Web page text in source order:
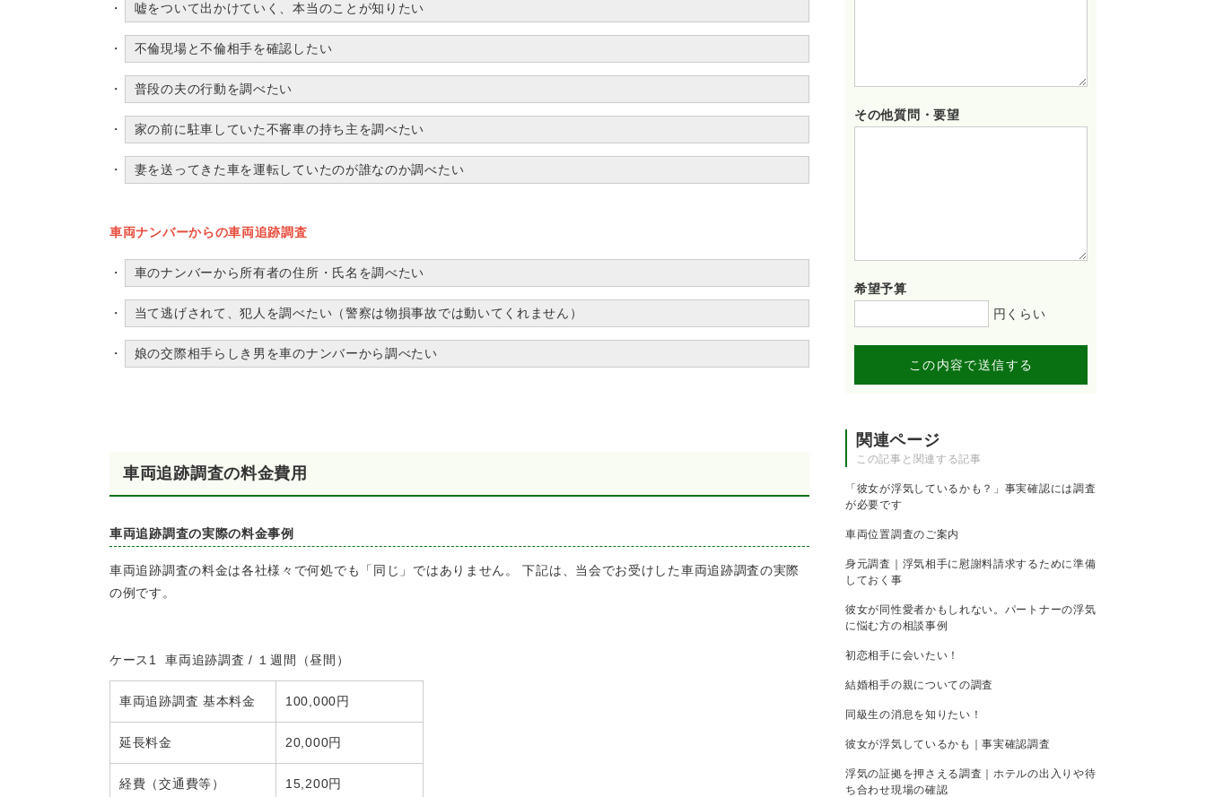
嘘をついて出かけていく、本当のことが知りたい
不倫現場と不倫相手を確認したい
普段の夫の行動を調べたい
家の前に駐車していた不審車の持ち主を調べたい
妻を送ってきた車を運転していたのが誰なのか調べたい
車両ナンバーからの車両追跡調査
車のナンバーから所有者の住所・氏名を調べたい
当て逃げされて、犯人を調べたい（警察は物損事故では動いてくれません）
娘の交際相手らしき男を車のナンバーから調べたい
車両追跡調査の料金費用
車両追跡調査の実際の料金事例
車両追跡調査の料金は各社様々で何処でも「同じ」ではありません。 下記は、当会でお受けした車両追跡調査の実際
の例です。
ケース1 車両追跡調査 / １週間（昼間）
車両追跡調査 基本料金 100,000円
延長料金 20,000円
経費（交通費等） 15,200円
その他質問・要望
希望予算
円くらい
この内容で送信する
関連ページ
この記事と関連する記事
「彼女が浮気しているかも？」事実確認には調査
が必要です
車両位置調査のご案内
身元調査｜浮気相手に慰謝料請求するために準備
しておく事
彼女が同性愛者かもしれない。パートナーの浮気
に悩む方の相談事例
初恋相手に会いたい！
結婚相手の親についての調査
同級生の消息を知りたい！
彼女が浮気しているかも｜事実確認調査
浮気の証拠を押さえる調査｜ホテルの出入りや待
ち合わせ現場の確認